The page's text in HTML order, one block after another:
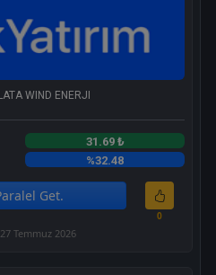
WIND ENERJI
31.69 ₺
%32.48
Get.
0
Temmuz 2026